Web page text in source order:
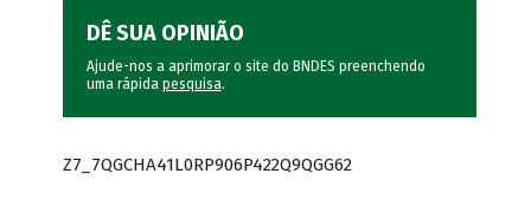
DÊ SUA OPINIÃO
Ajude-nos a aprimorar o site do BNDES preenchendo
uma rápida pesquisa.
Z7_7QGCHA41L0RP906P422Q9QGG62